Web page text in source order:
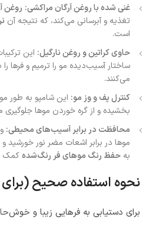
غنی شده با روغن آرگان مراکشی: روغن
تغذیه و آبرسانی می‌کند، که نتیجه آن
است.
حاوی کراتین و روغن نارگیل: این
ساختار آسیب‌دیده مو را ترمیم و فرها
می‌کنند.
کنترل پف و وز مو: این شامپو به طور
بخشیده و از گره خوردن موها جلوگیری
محافظت در برابر آسیب‌های محیطی:
موها در برابر اشعات مضر نور
به حفظ رنگ موهای فر رنگ‌شدهکمک
نحوه استفاده صحیح
برای دستیابی به فرهایی زیبا و